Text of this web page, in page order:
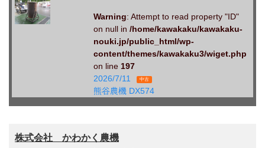
Warning: Attempt to read property "ID"
on null in /home/kawakaku/kawakaku-
nouki.jp/public_html/wp-
content/themes/kawakaku3/wiget.php
on line 197
2026/7/11
中古
熊谷農機 DX574
株式会社 かわかく農機